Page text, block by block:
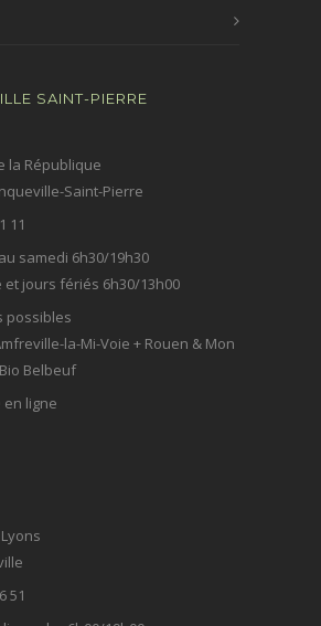
SAINT-PIERRE
la République
Saint-Pierre
11
samedi 6h30/19h30
et jours fériés 6h30/13h00
possibles
la-Mi-Voie + Rouen & Mon
Belbeuf
en ligne
51